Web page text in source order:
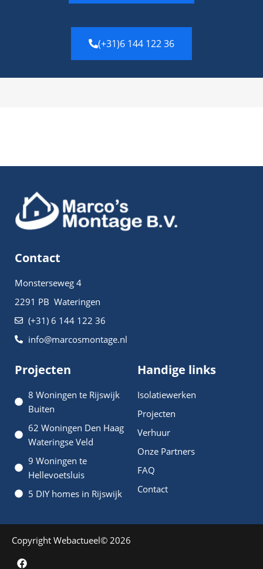
(+31)6 144 122 36
Contact
Monsterseweg 4
2291 PB Wateringen
(+31) 6 144 122 36
info@marcosmontage.nl
Projecten
8 Woningen te Rijswijk
Buiten
62 Woningen Den Haag
Wateringse Veld
9 Woningen te
Hellevoetsluis
5 DIY homes in Rijswijk
Handige links
Isolatiewerken
Projecten
Verhuur
Onze Partners
FAQ
Contact
Copyright Webactueel© 2026